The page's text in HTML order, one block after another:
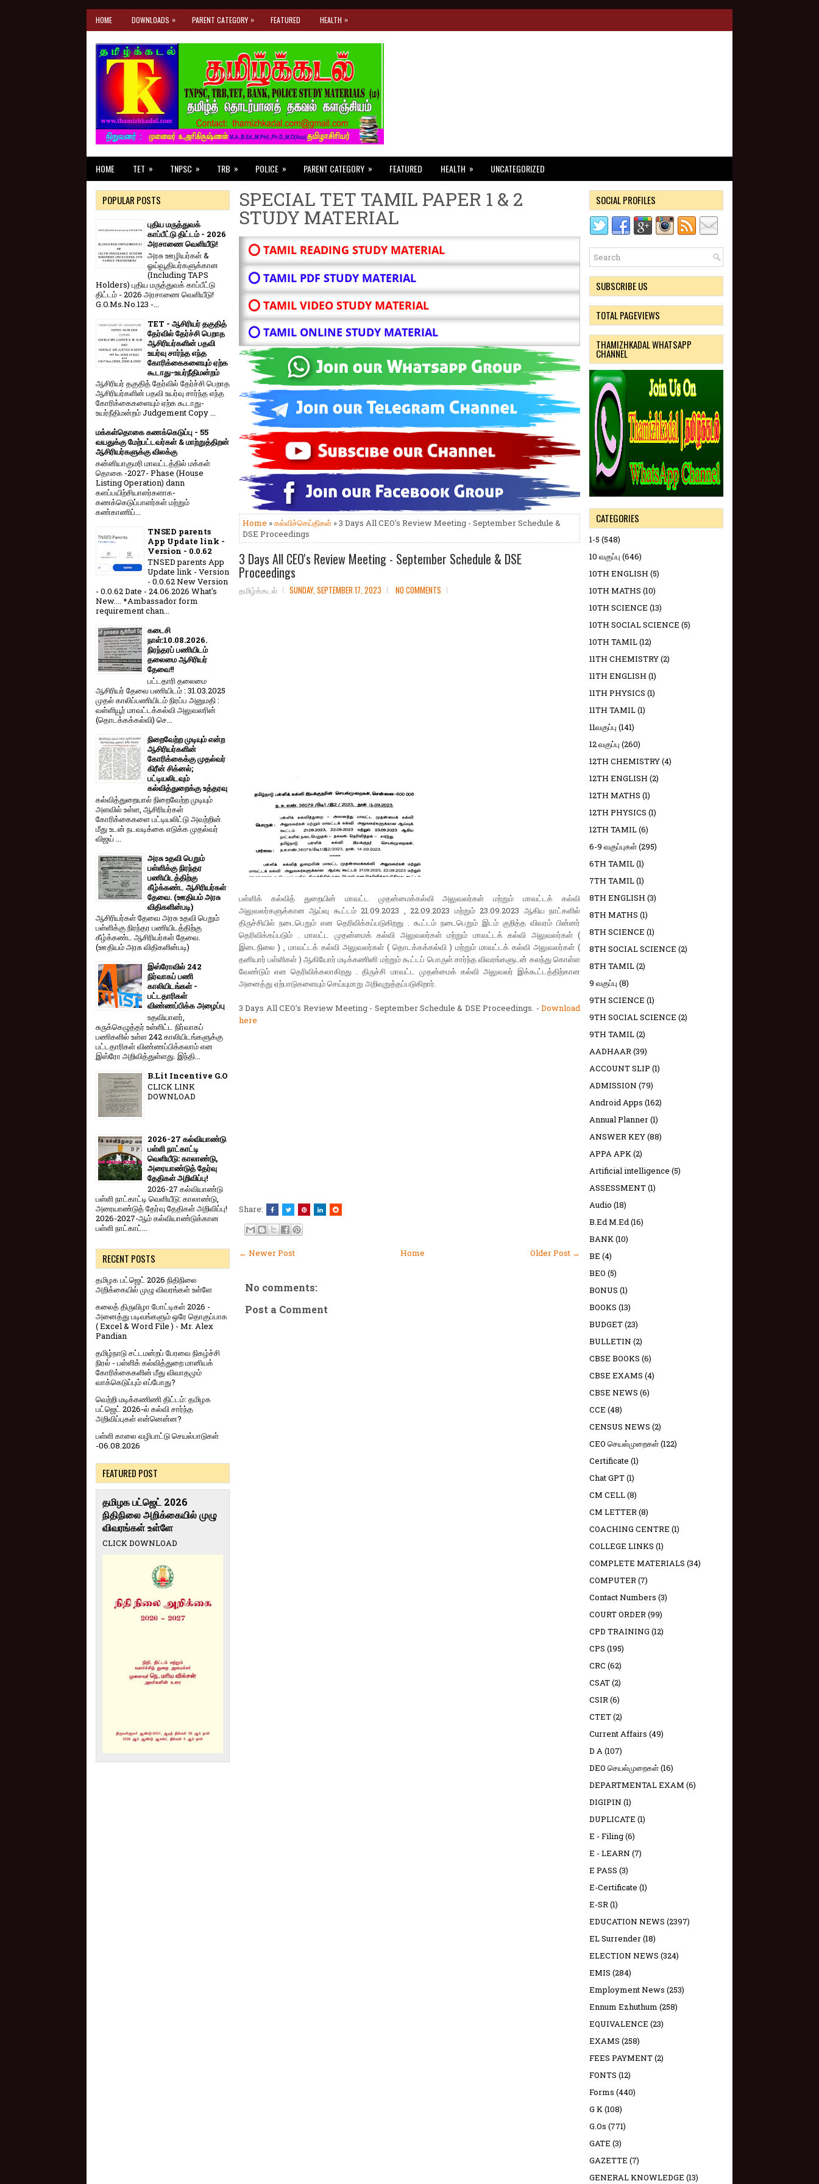
HOME DOWNLOADS » PARENT CATEGORY » FEATURED HEALTH »
HOME TET » TNPSC » TRB » POLICE » PARENT CATEGORY » FEATURED HEALTH » UNCATEGORIZED
SPECIAL TET TAMIL PAPER 1 & 2
STUDY MATERIAL
⭕ TAMIL READING STUDY MATERIAL
⭕ TAMIL PDF STUDY MATERIAL
⭕ TAMIL VIDEO STUDY MATERIAL
⭕ TAMIL ONLINE STUDY MATERIAL
Home »கல்விச்செய்திகள் » 3 Days All CEO's Review Meeting - September Schedule &
DSE Proceedings
3 Days All CEO's Review Meeting - September Schedule & DSE
Proceedings
தமிழ்க்கடல் SUNDAY, SEPTEMBER 17, 2023 NO COMMENTS
பள்ளிக் கல்வித் துறையின் மாவட்ட முதன்மைக்கல்வி அலுவலர்கள் மற்றும் மாவட்டக் கல்வி
அலுவலர்களுக்கான ஆய்வு கூட்டம் 21.09.2023 , 22.09.2023 மற்றும் 23.09.2023 ஆகிய நாட்களில்
திருச்சியில் நடைபெறும் என தெரிவிக்கப்படுகிறது . கூட்டம் நடைபெறும் இடம் குறித்த விவரம் பின்னர்
தெரிவிக்கப்படும் . மாவட்ட முதன்மைக் கல்வி அலுவலர்கள் மற்றும் மாவட்டக் கல்வி அலுவலர்கள் (
இடைநிலை ) , மாவட்டக் கல்வி அலுவலர்கள் ( தொடக்கக்கல்வி ) மற்றும் மாவட்டக் கல்வி அலுவலர்கள் (
தனியார் பள்ளிகள் ) ஆகியோர் மடிக்கணினி மற்றும் கூட்டப் பொருள் சார்ந்த விவரங்களுடன் கலந்து கொள்ள
வேண்டும் என தெரிவிக்கலாகிறது . திருச்சி மாவட்ட முதன்மைக் கல்வி அலுவலர் இக்கூட்டத்திற்கான
அனைத்து ஏற்பாடுகளையும் செய்யுமாறு அறிவுறுத்தப்படுகிறார்.
3 Days All CEO's Review Meeting - September Schedule & DSE Proceedings. - Download
here
Share:
← Newer Post Older Post →
Home
No comments:
Post a Comment
POPULAR POSTS
புதிய மருத்துவக்
காப்பீட்டு திட்டம் - 2026
அரசாணை வெளியீடு!
அரசு ஊழியர்கள் &
ஓய்வூதியர்களுக்கான
(Including TAPS
Holders) புதிய மருத்துவக் காப்பீட்டு
திட்டம் - 2026 அரசாணை வெளியீடு!
G.O.Ms.No.123 -...
TET - ஆசிரியர் தகுதித்
தேர்வில் தேர்ச்சி பெறாத
ஆசிரியர்களின் பதவி
உயர்வு சார்ந்த எந்த
கோரிக்கைகளையும் ஏற்க
கூடாது-உயர்நீதிமன்றம்
ஆசிரியர் தகுதித் தேர்வில் தேர்ச்சி பெறாத
ஆசிரியர்களின் பதவி உயர்வு சார்ந்த எந்த
கோரிக்கைகளையும் ஏற்க கூடாது-
உயர்நீதிமன்றம் Judgement Copy ...
மக்கள்தொகை கணக்கெடுப்பு - 55
வயதுக்கு மேற்பட்டவர்கள் & மாற்றுத்திறன்
ஆசிரியர்களுக்கு விலக்கு
கன்னியாகுமரி மாவட்டத்தில் மக்கள்
தொகை -2027- Phase (House
Listing Operation) dann
களப்பயிற்சியாளர்களாக-
கணக்கெடுப்பாளர்கள் மற்றும்
கண்காணிப்...
TNSED parents
App Update link -
Version - 0.0.62
TNSED parents App
Update link - Version
- 0.0.62 New Version
- 0.0.62 Date - 24.06.2026 What's
New.... *Ambassador form
requirement chan...
கடைசி
நாள்:10.08.2026.
நிரந்தரப் பணியிடம்
தலைமை ஆசிரியர்
தேவை!!
பட்டதாரி தலைமை
ஆசிரியர் தேவை பணியிடம் : 31.03.2025
முதல் காலிப்பணியிடம் நிரப்ப அனுமதி :
வள்ளியூர் மாவட்டக்கல்வி அலுவலரின்
(தொடக்கக்கல்வி) செ...
நிறைவேற்ற முடியும் என்ற
ஆசிரியர்களின்
கோரிக்கைக்கு முதல்வர்
கிரீன் சிக்னல்;
பட்டியலிடவும்
கல்வித்துறைக்கு உத்தரவு
கல்வித்துறையால் நிறைவேற்ற முடியும்
அளவில் உள்ள, ஆசிரியர்கள்
கோரிக்கைகளை பட்டியலிட்டு அவற்றின்
மீது உடன் நடவடிக்கை எடுக்க முதல்வர்
விஜய் ...
அரசு உதவி பெறும்
பள்ளிக்கு நிரந்தர
பணியிடத்திற்கு
கீழ்க்கண்ட ஆசிரியர்கள்
தேவை. (ஊதியம் அரசு
விதிகளின்படி)
ஆசிரியர்கள் தேவை அரசு உதவி பெறும்
பள்ளிக்கு நிரந்தர பணியிடத்திற்கு
கீழ்க்கண்ட ஆசிரியர்கள் தேவை.
(ஊதியம் அரசு விதிகளின்படி)
இஸ்ரோவில் 242
நிர்வாகப் பணி
காலியிடங்கள் -
பட்டதாரிகள்
விண்ணப்பிக்க அழைப்பு
உதவியாளர்,
சுருக்கெழுத்தர் உள்ளிட்ட நிர்வாகப்
பணிகளில் உள்ள 242 காலியிடங்களுக்கு
பட்டதாரிகள் விண்ணப்பிக்கலாம் என
இஸ்ரோ அறிவித்துள்ளது. இந்தி...
B.Lit Incentive G.O
CLICK LINK
DOWNLOAD
2026-27 கல்வியாண்டு
பள்ளி நாட்காட்டி
வெளியீடு: காலாண்டு,
அரையாண்டுத் தேர்வு
தேதிகள் அறிவிப்பு!
2026-27 கல்வியாண்டு
பள்ளி நாட்காட்டி வெளியீடு: காலாண்டு,
அரையாண்டுத் தேர்வு தேதிகள் அறிவிப்பு!
2026-2027-ஆம் கல்வியாண்டுக்கான
பள்ளி நாட்காட்...
RECENT POSTS
தமிழக பட்ஜெட் 2026 நிதிநிலை
அறிக்கையில் முழு விவரங்கள் உள்ளே
கலைத் திருவிழா போட்டிகள் 2026 -
அனைத்து படிவங்களும் ஒரே தொகுப்பாக
( Excel & Word File ) - Mr. Alex
Pandian
தமிழ்நாடு சட்டமன்றப் பேரவை நிகழ்ச்சி
நிரல் - பள்ளிக் கல்வித்துறை மானியக்
கோரிக்கைகளின் மீது விவாதமும்
வாக்கெடுப்பும் எப்போது?
வெற்றி மடிக்கணிணி திட்டம்: தமிழக
பட்ஜெட் 2026-ல் கல்வி சார்ந்த
அறிவிப்புகள் என்னென்ன?
பள்ளி காலை வழிபாட்டு செயல்பாடுகள்
-06.08.2026
FEATURED POST
தமிழக பட்ஜெட் 2026
நிதிநிலை அறிக்கையில் முழு
விவரங்கள் உள்ளே
CLICK DOWNLOAD
SOCIAL PROFILES
SUBSCRIBE US
TOTAL PAGEVIEWS
THAMIZHKADAL WHATSAPP
CHANNEL
CATEGORIES
1-5 (548)
10 வகுப்பு (646)
10TH ENGLISH (5)
10TH MATHS (10)
10TH SCIENCE (13)
10TH SOCIAL SCIENCE (5)
10TH TAMIL(12)
11TH CHEMISTRY(2)
11TH ENGLISH (1)
11TH PHYSICS (1)
11TH TAMIL(1)
11வகுப்பு (141)
12 வகுப்பு (260)
12TH CHEMISTRY(4)
12TH ENGLISH (2)
12TH MATHS (1)
12TH PHYSICS (1)
12TH TAMIL(6)
6-9 வகுப்புகள்(295)
6TH TAMIL(1)
7TH TAMIL(1)
8TH ENGLISH (3)
8TH MATHS (1)
8TH SCIENCE (1)
8TH SOCIAL SCIENCE (2)
8TH TAMIL(2)
9 வகுப்பு (8)
9TH SCIENCE (1)
9TH SOCIAL SCIENCE (2)
9TH TAMIL(2)
AADHAAR(39)
ACCOUNT SLIP (1)
ADMISSION (79)
Android Apps (162)
Annual Planner(1)
ANSWER KEY(88)
APPA APK(2)
Artificial intelligence (5)
ASSESSMENT(1)
Audio (18)
B.Ed M.Ed(16)
BANK(10)
BE (4)
BEO (5)
BONUS (1)
BOOKS (13)
BUDGET(23)
BULLETIN (2)
CBSE BOOKS (6)
CBSE EXAMS (4)
CBSE NEWS (6)
CCE (48)
CENSUS NEWS (2)
CEO செயல்முறைகள்(122)
Certificate (1)
Chat GPT(1)
CM CELL(8)
CM LETTER(8)
COACHING CENTRE (1)
COLLEGE LINKS (1)
COMPLETE MATERIALS (34)
COMPUTER(7)
Contact Numbers (3)
COURT ORDER(99)
CPD TRAINING (12)
CPS (195)
CRC (62)
CSAT(2)
CSIR(6)
CTET(2)
Current Affairs (49)
D A(107)
DEO செயல்முறைகள்(16)
DEPARTMENTAL EXAM (6)
DIGIPIN (1)
DUPLICATE (1)
E - Filing(6)
E - LEARN (7)
E PASS (3)
E-Certificate (1)
E-SR(1)
EDUCATION NEWS (2397)
EL Surrender(18)
ELECTION NEWS (324)
EMIS (284)
Employment News (253)
Ennum Ezhuthum (258)
EQUIVALENCE (23)
EXAMS (258)
FEES PAYMENT(2)
FONTS (12)
Forms (440)
G K(108)
G.Os (771)
GATE (3)
GAZETTE (7)
GENERAL KNOWLEDGE (13)